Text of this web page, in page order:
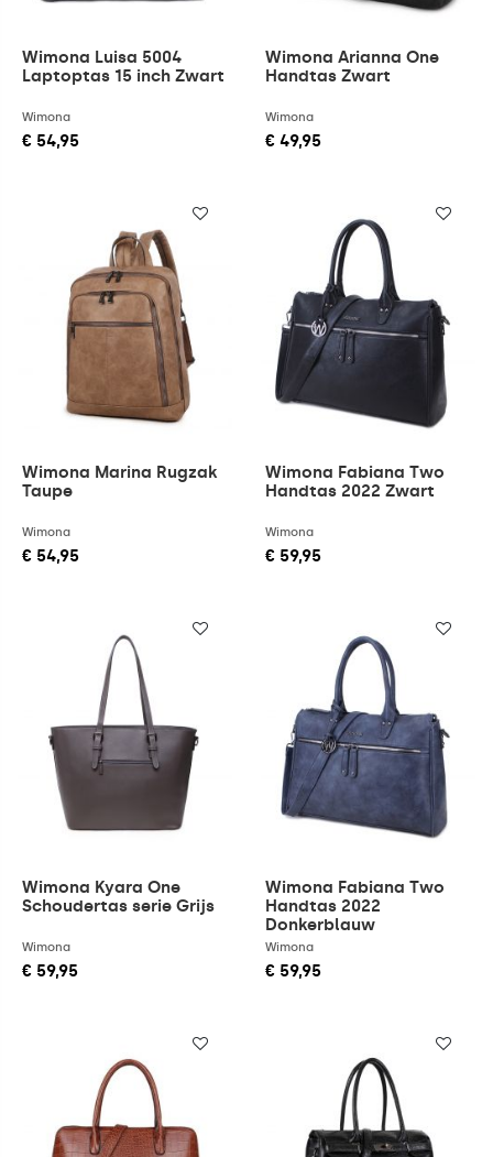
Wimona Luisa 5004
Laptoptas 15 inch Zwart
Wimona
€ 54,95
Wimona Arianna One
Handtas Zwart
Wimona
€ 49,95
Wimona Marina Rugzak
Taupe
Wimona
€ 54,95
Wimona Fabiana Two
Handtas 2022 Zwart
Wimona
€ 59,95
Wimona Kyara One
Schoudertas serie Grijs
Wimona
€ 59,95
Wimona Fabiana Two
Handtas 2022
Donkerblauw
Wimona
€ 59,95